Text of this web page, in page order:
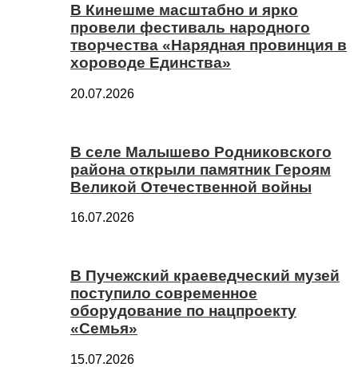
В Кинешме масштабно и ярко
провели фестиваль народного
творчества «Нарядная провинция в
хороводе Единства»
20.07.2026
В селе Малышево Родниковского
района открыли памятник Героям
Великой Отечественной войны
16.07.2026
В Пучежский краеведческий музей
поступило современное
оборудование по нацпроекту
«Семья»
15.07.2026